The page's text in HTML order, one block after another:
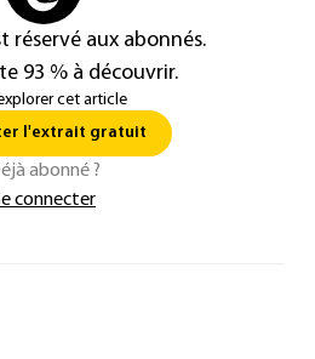
réservé aux abonnés.
93 % à découvrir.
cet article
l'extrait gratuit
abonné ?
connecter